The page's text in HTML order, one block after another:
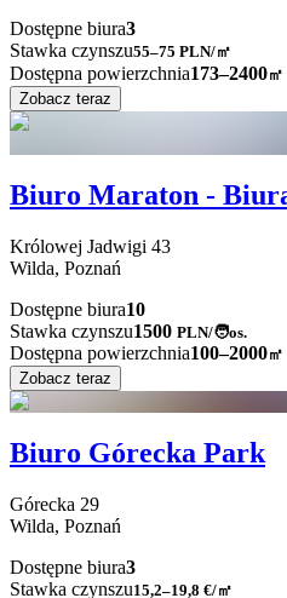
Dostępne biura3
Stawka czynszu55–75 PLN/㎡
Dostępna powierzchnia173–2400㎡
Zobacz teraz
Biuro Maraton -
Królowej Jadwigi 43
Wilda, Poznań
Dostępne biura10
Stawka czynszu1500 PLN/🧑os.
Dostępna powierzchnia100–2000㎡
Zobacz teraz
Biuro Górecka Park
Górecka 29
Wilda, Poznań
Dostępne biura3
Stawka czynszu15,2–19,8 €/㎡